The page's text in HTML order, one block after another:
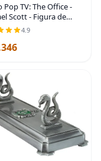
Pop TV: The Office -
Scott - Figura de
- Idea de
- Mercancía oficial -
para niños y
4.9